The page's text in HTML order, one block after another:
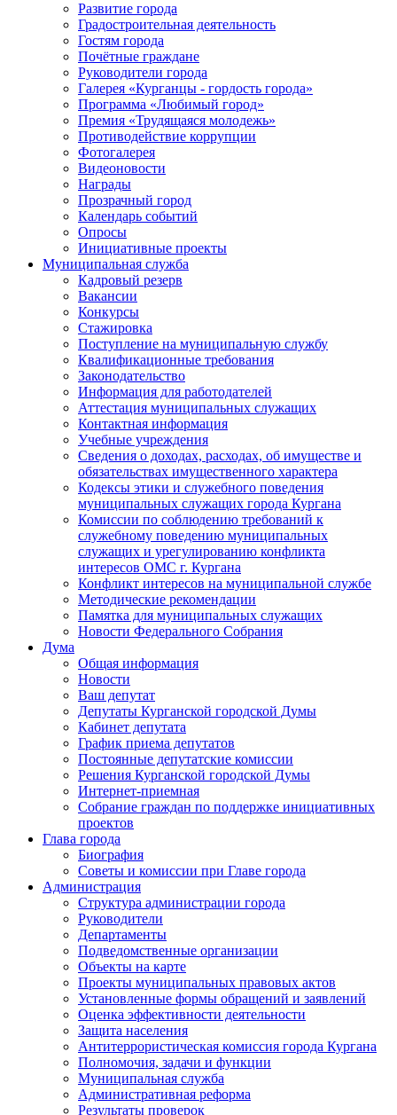
Развитие города
Градостроительная деятельность
Гостям города
Почётные граждане
Руководители города
Галерея «Курганцы - гордость города»
Программа «Любимый город»
Премия «Трудящаяся молодежь»
Противодействие коррупции
Фотогалерея
Видеоновости
Награды
Прозрачный город
Календарь событий
Опросы
Инициативные проекты
Муниципальная служба
Кадровый резерв
Вакансии
Конкурсы
Стажировка
Поступление на муниципальную службу
Квалификационные требования
Законодательство
Информация для работодателей
Аттестация муниципальных служащих
Контактная информация
Учебные учреждения
Сведения о доходах, расходах, об имуществе и
обязательствах имущественного характера
Кодексы этики и служебного поведения
муниципальных служащих города Кургана
Комиссии по соблюдению требований к
служебному поведению муниципальных
служащих и урегулированию конфликта
интересов ОМС г. Кургана
Конфликт интересов на муниципальной службе
Методические рекомендации
Памятка для муниципальных служащих
Новости Федерального Cобрания
Дума
Общая информация
Новости
Ваш депутат
Депутаты Курганской городской Думы
Кабинет депутата
График приема депутатов
Постоянные депутатские комиссии
Решения Курганской городской Думы
Интернет-приемная
Собрание граждан по поддержке инициативных
проектов
Глава города
Биография
Советы и комиссии при Главе города
Администрация
Структура администрации города
Руководители
Департаменты
Подведомственные организации
Объекты на карте
Проекты муниципальных правовых актов
Установленные формы обращений и заявлений
Оценка эффективности деятельности
Защита населения
Антитеррористическая комиссия города Кургана
Полномочия, задачи и функции
Муниципальная служба
Административная реформа
Результаты проверок